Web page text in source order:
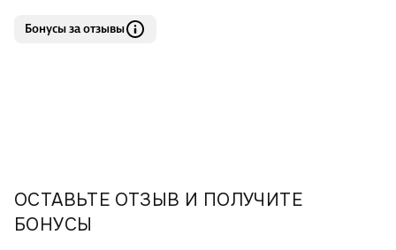
Бонусы за отзывы
ОСТАВЬТЕ ОТЗЫВ И ПОЛУЧИТЕ
БОНУСЫ